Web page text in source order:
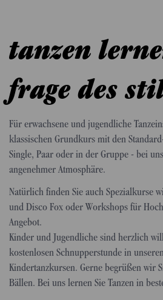
tanzen
frage des
Für erwachsene und jugendliche
klassischen Grundkurs mit den
Single, Paar oder in der Gruppe - bei
angenehmer Atmosphäre.
Natürlich finden Sie auch Spezialkurse
und Disco Fox oder Workshops für
Angebot.
Kinder und Jugendliche sind herzlich
kostenlosen Schnupperstunde in
Kindertanzkursen. Gerne begrüßen wir
Bällen. Bei uns lernen Sie Tanzen in